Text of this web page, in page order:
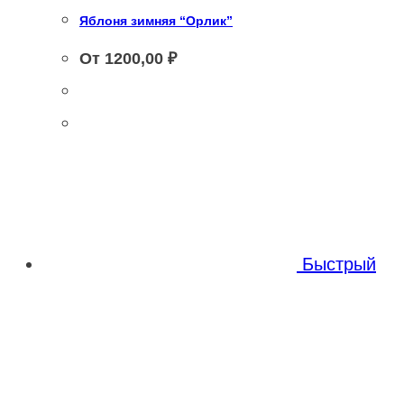
Яблоня зимняя “Орлик”
От 1200,00 ₽
Быстрый